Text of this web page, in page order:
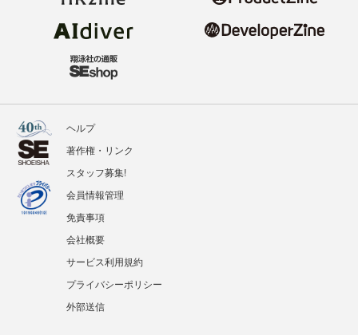
ヘルプ
著作権・リンク
スタッフ募集!
会員情報管理
免責事項
会社概要
サービス利用規約
プライバシーポリシー
外部送信